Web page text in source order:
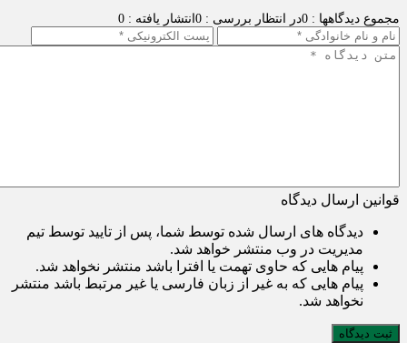
مجموع دیدگاهها : 0 در انتظار بررسی : 0 انتشار یافته : 0
قوانین ارسال دیدگاه
دیدگاه های ارسال شده توسط شما، پس از تایید توسط تیم
مدیریت در وب منتشر خواهد شد.
پیام هایی که حاوی تهمت یا افترا باشد منتشر نخواهد شد.
پیام هایی که به غیر از زبان فارسی یا غیر مرتبط باشد منتشر
نخواهد شد.
ثبت دیدگاه